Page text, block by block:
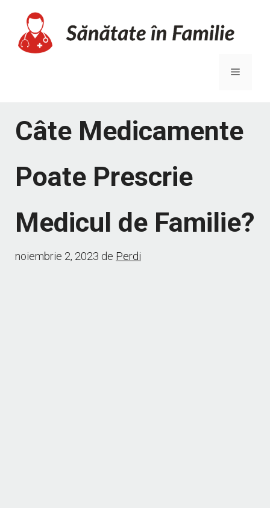
conținut
Meniu
Câte Medicamente
Poate Prescrie
Medicul de Familie?
noiembrie 2, 2023 de Perdi